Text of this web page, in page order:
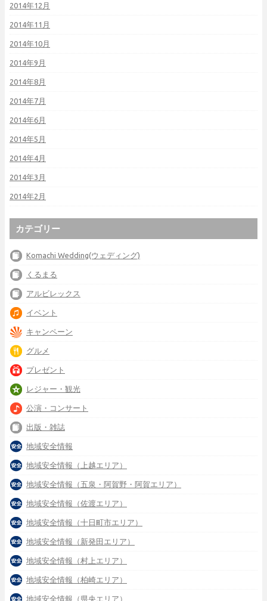
2014年12月
2014年11月
2014年10月
2014年9月
2014年8月
2014年7月
2014年6月
2014年5月
2014年4月
2014年3月
2014年2月
カテゴリー
Komachi Wedding(ウェディング)
くるまる
アルビレックス
イベント
キャンペーン
グルメ
プレゼント
レジャー・観光
公演・コンサート
出版・雑誌
地域安全情報
地域安全情報（上越エリア）
地域安全情報（五泉・阿賀野・阿賀エリア）
地域安全情報（佐渡エリア）
地域安全情報（十日町市エリア）
地域安全情報（新発田エリア）
地域安全情報（村上エリア）
地域安全情報（柏崎エリア）
地域安全情報（県央エリア）